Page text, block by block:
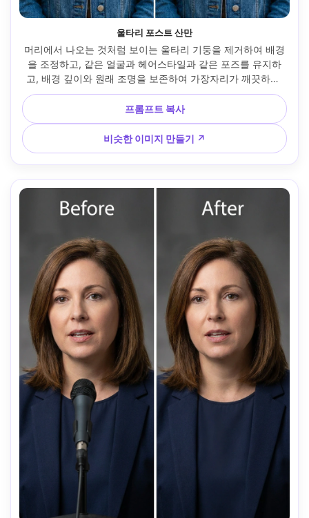
울타리 포스트 산만
머리에서 나오는 것처럼 보이는 울타리 기둥을 제거하여 배경
을 조정하고, 같은 얼굴과 헤어스타일과 같은 포즈를 유지하
고, 배경 깊이와 원래 조명을 보존하여 가장자리가 깨끗하게
유지됩니다 --ar 4:5
프롬프트 복사
비슷한 이미지 만들기 ↗